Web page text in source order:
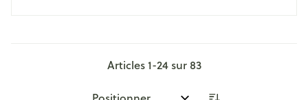
Articles1-24sur 83